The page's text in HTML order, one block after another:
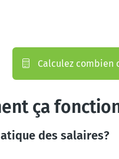
Calculez combien
ça
des salaires?